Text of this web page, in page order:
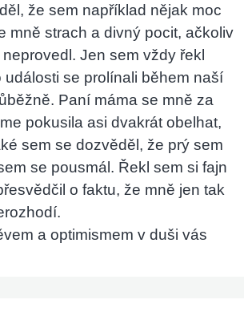
že sem například nějak moc
mně strach a divný pocit, ačkoliv
Jen sem vždy řekl
události se prolínali během naší
Paní máma se mně za
pokusila asi dvakrát obelhat,
sem se dozvěděl, že prý sem
se pousmál. Řekl sem si fajn
o faktu, že mně jen tak
a optimismem v duši vás